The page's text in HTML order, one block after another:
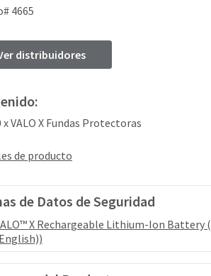
4665
distribuidores
x VALO X Fundas Protectoras
de producto
de Datos de Seguridad
X Rechargeable Lithium-Ion Battery